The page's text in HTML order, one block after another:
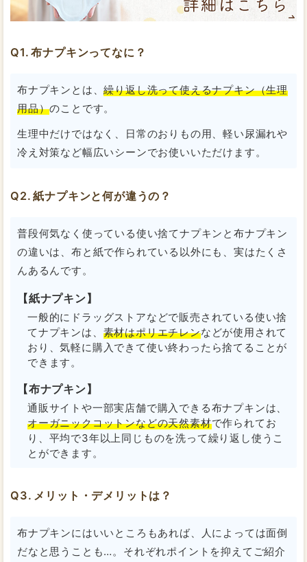
布ナプキンってなに？
布ナプキンとは、繰り返し洗って使えるナプキン（生理
用品）のことです。
生理中だけではなく、日常のおりもの用、軽い尿漏れや
冷え対策など幅広いシーンでお使いいただけます。
紙ナプキンと何が違うの？
普段何気なく使っている使い捨てナプキンと布ナプキン
の違いは、布と紙で作られている以外にも、実はたくさ
んあるんです。
【紙ナプキン】
一般的にドラッグストアなどで販売されている使い捨
てナプキンは、 素材はポリエチレンなどが使用されて
おり、気軽に購入できて使い終わったら捨てることが
できます。
【布ナプキン】
通販サイトや一部実店舗で購入できる布ナプキンは、
オーガニックコットンなどの天然素材で作られてお
り、平均で3年以上同じものを洗って繰り返し使うこ
とができます。
メリット・デメリットは？
布ナプキンにはいいところもあれば、人によっては面倒
だなと思うことも…。それぞれポイントを抑えてご紹介